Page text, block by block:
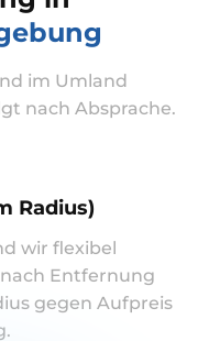
im Umland
nach Absprache.
Radius)
wir flexibel
Entfernung
gegen Aufpreis